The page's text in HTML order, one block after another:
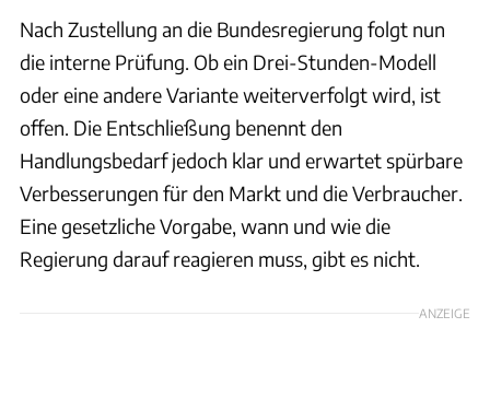
Nach Zustellung an die Bundesregierung folgt nun
die interne Prüfung. Ob ein Drei-Stunden-Modell
oder eine andere Variante weiterverfolgt wird, ist
offen. Die Entschließung benennt den
Handlungsbedarf jedoch klar und erwartet spürbare
Verbesserungen für den Markt und die Verbraucher.
Eine gesetzliche Vorgabe, wann und wie die
Regierung darauf reagieren muss, gibt es nicht.
ANZEIGE